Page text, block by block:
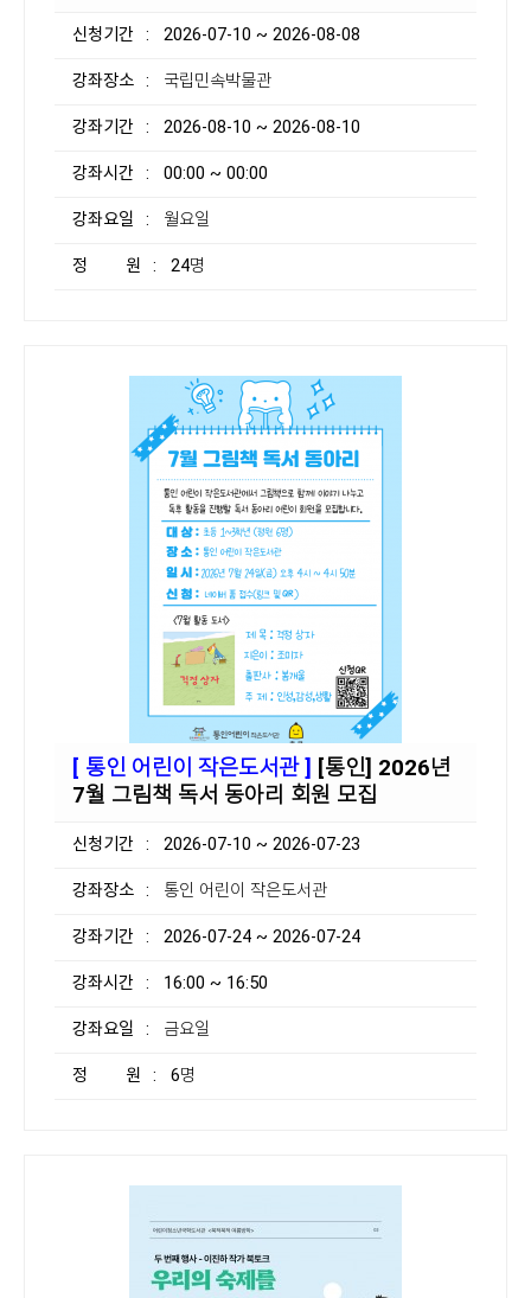
신청기간 : 2026-07-10 ~ 2026-08-08
강좌장소 : 국립민속박물관
강좌기간 : 2026-08-10 ~ 2026-08-10
강좌시간 : 00:00 ~ 00:00
강좌요일 : 월요일
정 원 : 24명
[ 통인 어린이 작은도서관 ] [통인] 2026년
7월 그림책 독서 동아리 회원 모집
신청기간 : 2026-07-10 ~ 2026-07-23
강좌장소 : 통인 어린이 작은도서관
강좌기간 : 2026-07-24 ~ 2026-07-24
강좌시간 : 16:00 ~ 16:50
강좌요일 : 금요일
정 원 : 6명